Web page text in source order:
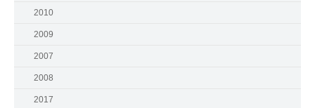
2010
2009
2007
2008
2017